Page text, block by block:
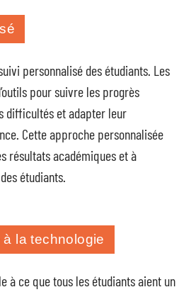
personnalisé des étudiants. Les
pour suivre les progrès
difficultés et adapter leur
Cette approche personnalisée
résultats académiques et à
étudiants.
la technologie
à ce que tous les étudiants aient un